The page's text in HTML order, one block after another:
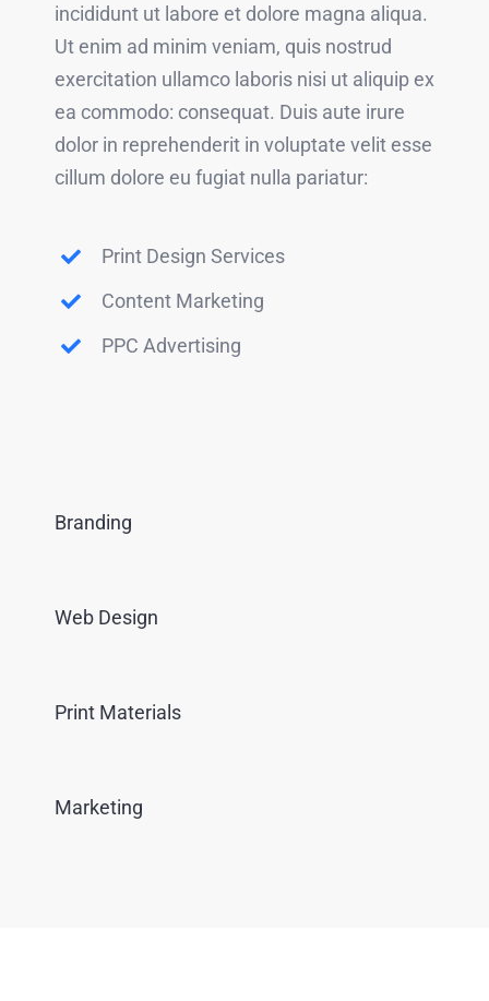
incididunt ut labore et dolore magna aliqua.
Ut enim ad minim veniam, quis nostrud
exercitation ullamco laboris nisi ut aliquip ex
ea commodo: consequat. Duis aute irure
dolor in reprehenderit in voluptate velit esse
cillum dolore eu fugiat nulla pariatur:
Print Design Services
Content Marketing
PPC Advertising
Branding
Web Design
Print Materials
Marketing